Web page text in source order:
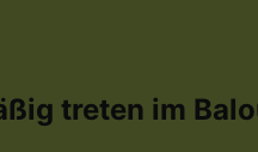
treten im